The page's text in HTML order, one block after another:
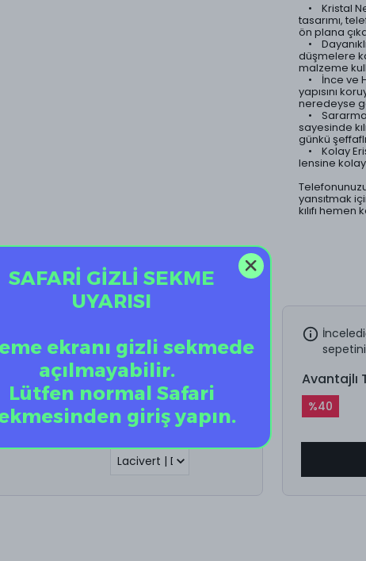
• Kristal
tasarımı,
ön plana
•
düşmelere
malzeme
• İnce ve
yapısını
neredeyse
• Sararma
sayesinde
günkü
• Kolay
lensine
yansıtmak
kılıfı hemen
Tutucu
%60
₺ 198.00
Vantuz Telefon Tutucu
Avantajlı
%40
SAFARİ GİZLİ SEKME
UYARISI
ekranı gizli sekmede
açılmayabilir.
Lütfen normal Safari
giriş yapın.